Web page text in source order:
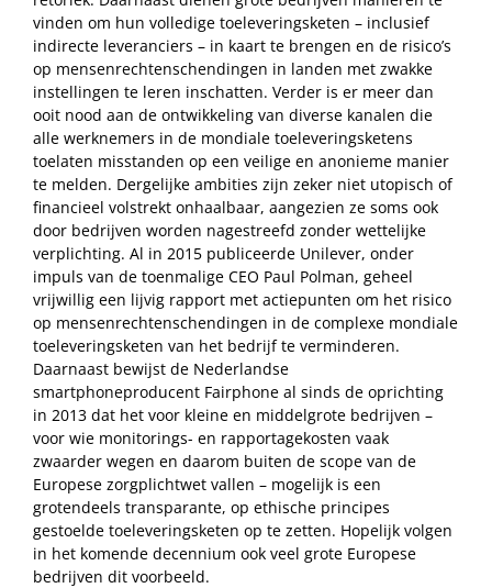
vinden om hun volledige toeleveringsketen – inclusief
indirecte leveranciers – in kaart te brengen en de risico’s
op mensenrechtenschendingen in landen met zwakke
instellingen te leren inschatten. Verder is er meer dan
ooit nood aan de ontwikkeling van diverse kanalen die
alle werknemers in de mondiale toeleveringsketens
toelaten misstanden op een veilige en anonieme manier
te melden. Dergelijke ambities zijn zeker niet utopisch of
financieel volstrekt onhaalbaar, aangezien ze soms ook
door bedrijven worden nagestreefd zonder wettelijke
verplichting. Al in 2015 publiceerde Unilever, onder
impuls van de toenmalige CEO Paul Polman, geheel
vrijwillig een lijvig rapport met actiepunten om het risico
op mensenrechtenschendingen in de complexe mondiale
toeleveringsketen van het bedrijf te verminderen.
Daarnaast bewijst de Nederlandse
smartphoneproducent Fairphone al sinds de oprichting
in 2013 dat het voor kleine en middelgrote bedrijven –
voor wie monitorings- en rapportagekosten vaak
zwaarder wegen en daarom buiten de scope van de
Europese zorgplichtwet vallen – mogelijk is een
grotendeels transparante, op ethische principes
gestoelde toeleveringsketen op te zetten. Hopelijk volgen
in het komende decennium ook veel grote Europese
bedrijven dit voorbeeld.